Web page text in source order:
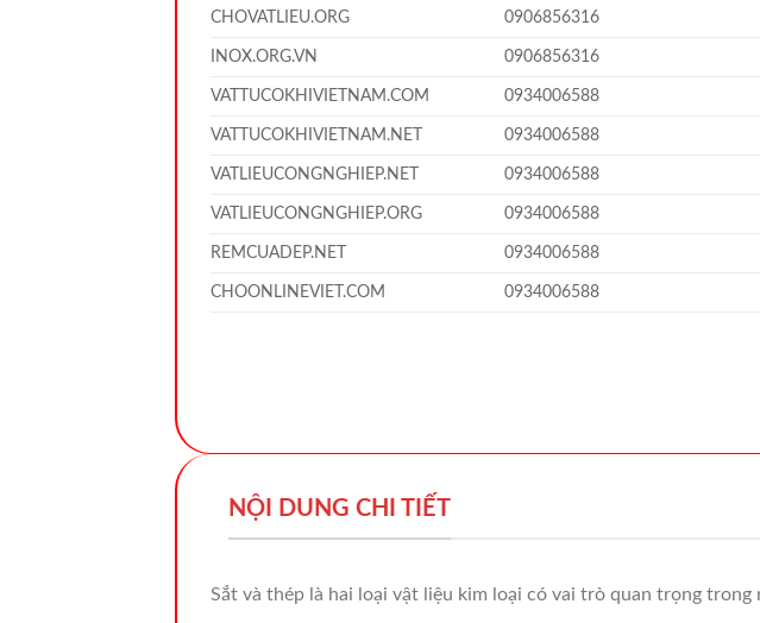
CHOVATLIEU.ORG 0906856316
INOX.ORG.VN 0906856316
VATTUCOKHIVIETNAM.COM 0934006588
VATTUCOKHIVIETNAM.NET 0934006588
VATLIEUCONGNGHIEP.NET 0934006588
VATLIEUCONGNGHIEP.ORG 0934006588
REMCUADEP.NET 0934006588
CHOONLINEVIET.COM 0934006588
NỘI DUNG CHI TIẾT
Sắt và thép là hai loại vật liệu kim loại có vai trò quan trọng